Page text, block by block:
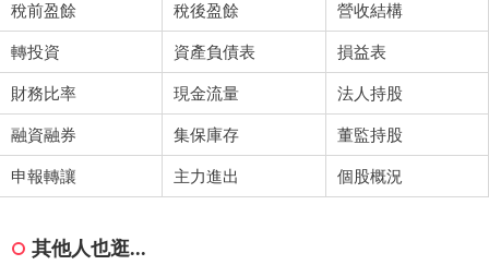
稅前盈餘 稅後盈餘 營收結構
轉投資 資產負債表 損益表
財務比率 現金流量 法人持股
融資融券 集保庫存 董監持股
申報轉讓 主力進出 個股概況
其他人也逛...